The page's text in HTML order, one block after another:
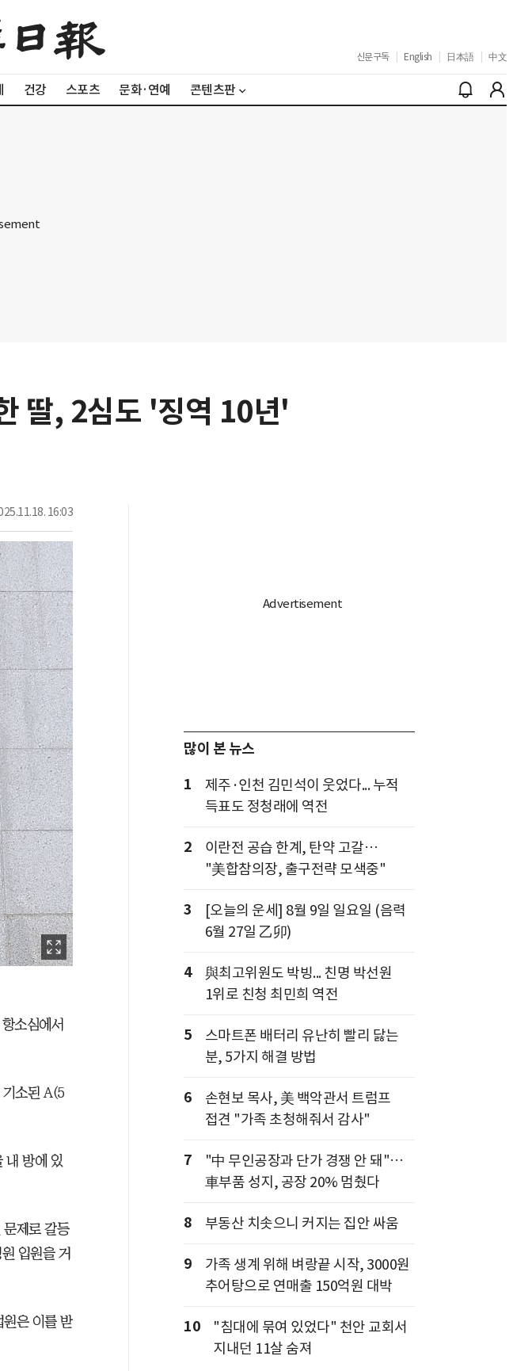
신문구독 English 日本語 中文
건강 스포츠 문화·연예 콘텐츠판
딸, 2심도 '징역 10년'
16:03
소심에서
기소된 A(5
내 방에 있
제로 갈등
입원을 거
은 이를 받
많이 본 뉴스
1
제주·인천 김민석이 웃었다... 누적
득표도 정청래에 역전
2
이란전 공습 한계, 탄약 고갈…
"美합참의장, 출구전략 모색중"
3
[오늘의 운세] 8월 9일 일요일 (음력
6월 27일 乙卯)
4
與최고위원도 박빙... 친명 박선원
1위로 친청 최민희 역전
5
스마트폰 배터리 유난히 빨리 닳는
분, 5가지 해결 방법
6
손현보 목사, 美 백악관서 트럼프
접견 "가족 초청해줘서 감사"
7
"中 무인공장과 단가 경쟁 안 돼"…
車부품 성지, 공장 20% 멈췄다
8 부동산 치솟으니 커지는 집안 싸움
9
가족 생계 위해 벼랑끝 시작, 3000원
추어탕으로 연매출 150억원 대박
10
"침대에 묶여 있었다" 천안 교회서
지내던 11살 숨져